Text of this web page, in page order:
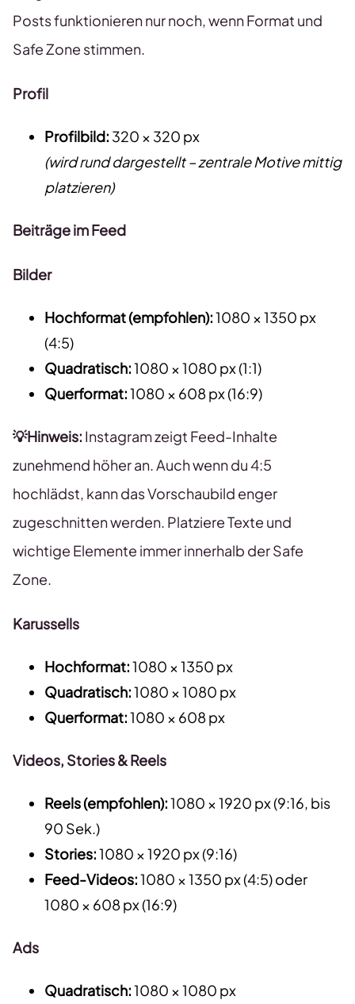
Posts funktionieren nur noch, wenn Format und
Safe Zone stimmen.
Profil
Profilbild: 320 × 320 px
(wird rund dargestellt – zentrale Motive mittig
platzieren)
Beiträge im Feed
Bilder
Hochformat (empfohlen):1080 × 1350 px
(4:5)
Quadratisch:1080 × 1080 px (1:1)
Querformat:1080 × 608 px (16:9)
💡Hinweis: Instagram zeigt Feed-Inhalte
zunehmend höher an. Auch wenn du 4:5
hochlädst, kann das Vorschaubild enger
zugeschnitten werden. Platziere Texte und
wichtige Elemente immer innerhalb der Safe
Zone.
Karussells
Hochformat:1080 × 1350 px
Quadratisch:1080 × 1080 px
Querformat:1080 × 608 px
Videos, Stories & Reels
Reels (empfohlen):1080 × 1920 px (9:16, bis
90 Sek.)
Stories:1080 × 1920 px (9:16)
Feed-Videos:1080 × 1350 px (4:5) oder
1080 × 608 px (16:9)
Ads
Quadratisch:1080 × 1080 px